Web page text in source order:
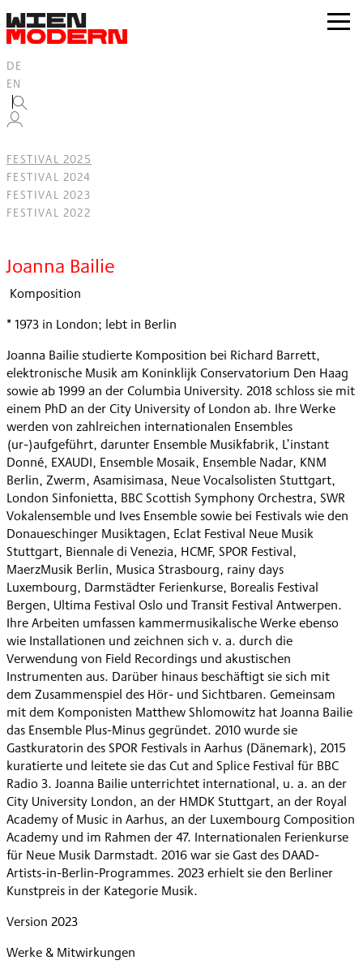
springen
zur
DE
EN
FESTIVAL 2025
FESTIVAL 2024
FESTIVAL 2023
FESTIVAL 2022
Joanna Bailie
Komposition
* 1973 in London; lebt in Berlin
Joanna Bailie studierte Komposition bei Richard Barrett,
elektronische Musik am Koninklijk Conservatorium Den Haag
sowie ab 1999 an der Columbia University. 2018 schloss sie mit
einem PhD an der City University of London ab. Ihre Werke
werden von zahlreichen internationalen Ensembles
(ur-)aufgeführt, darunter Ensemble Musikfabrik, L’instant
Donné, EXAUDI, Ensemble Mosaik, Ensemble Nadar, KNM
Berlin, Zwerm, Asamisimasa, Neue Vocalsolisten Stuttgart,
London Sinfonietta, BBC Scottish Symphony Orchestra, SWR
Vokalensemble und Ives Ensemble sowie bei Festivals wie den
Donaueschinger Musiktagen, Eclat Festival Neue Musik
Stuttgart, Biennale di Venezia, HCMF, SPOR Festival,
MaerzMusik Berlin, Musica Strasbourg, rainy days
Luxembourg, Darmstädter Ferienkurse, Borealis Festival
Bergen, Ultima Festival Oslo und Transit Festival Antwerpen.
Ihre Arbeiten umfassen kammermusikalische Werke ebenso
wie Installationen und zeichnen sich v. a. durch die
Verwendung von Field Recordings und akustischen
Instrumenten aus. Darüber hinaus beschäftigt sie sich mit
dem Zusammenspiel des Hör- und Sichtbaren. Gemeinsam
mit dem Komponisten Matthew Shlomowitz hat Joanna Bailie
das Ensemble Plus-Minus gegründet. 2010 wurde sie
Gastkuratorin des SPOR Festivals in Aarhus (Dänemark), 2015
kuratierte und leitete sie das Cut and Splice Festival für BBC
Radio 3. Joanna Bailie unterrichtet international, u. a. an der
City University London, an der HMDK Stuttgart, an der Royal
Academy of Music in Aarhus, an der Luxembourg Composition
Academy und im Rahmen der 47. Internationalen Ferienkurse
für Neue Musik Darmstadt. 2016 war sie Gast des DAAD-
Artists-in-Berlin-Programmes. 2023 erhielt sie den Berliner
Kunstpreis in der Kategorie Musik.
Version 2023
Werke & Mitwirkungen